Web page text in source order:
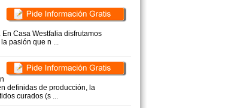
Casa Westfalia disfrutamos
pasión que n ...
definidas de producción, la
curados (s ...